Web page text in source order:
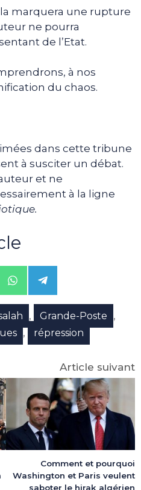
marquera une rupture
ne pourra
de l’Etat.
à nos
du chaos.
dans cette tribune
à susciter un débat.
et ne
à la ligne
Share
on
WhatsApp
Share
on
Telegram
, Grande-Poste ,
, répression
Article suivant
Comment et pourquoi
Washington et Paris veulent
saboter le hirak algérien